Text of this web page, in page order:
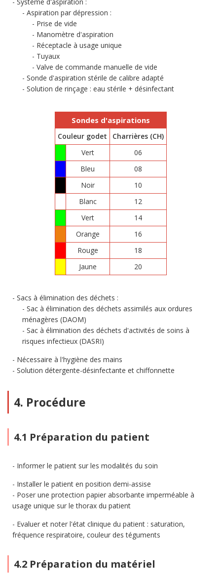
Aspiration par dépression :
Prise de vide
Manomètre d'aspiration
Réceptacle à usage unique
Tuyaux
Valve de commande manuelle de vide
Sonde d'aspiration stérile de calibre adapté
Solution de rinçage : eau stérile + désinfectant
Sondes d'aspirations
Couleur godet
Charrières (CH)
Vert
06
Bleu
08
Noir
10
Blanc
12
Vert
14
Orange
16
Rouge
18
Jaune
20
Sacs à élimination des déchets :
Sac à élimination des déchets assimilés aux ordures
ménagères (DAOM)
Sac à élimination des déchets d'activités de soins à
risques infectieux (DASRI)
Nécessaire à l'hygiène des mains
Solution détergente-désinfectante et chiffonnette
4. Procédure
4.1 Préparation du patient
Informer le patient sur les modalités du soin
Installer le patient en position demi-assise
Poser une protection papier absorbante imperméable à
usage unique sur le thorax du patient
Evaluer et noter l'état clinique du patient : saturation,
fréquence respiratoire, couleur des téguments
4.2 Préparation du matériel